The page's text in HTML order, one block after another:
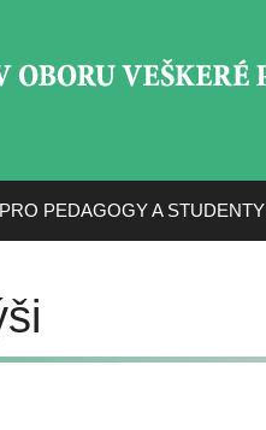
PRO PEDAGOGY A STUDENTY